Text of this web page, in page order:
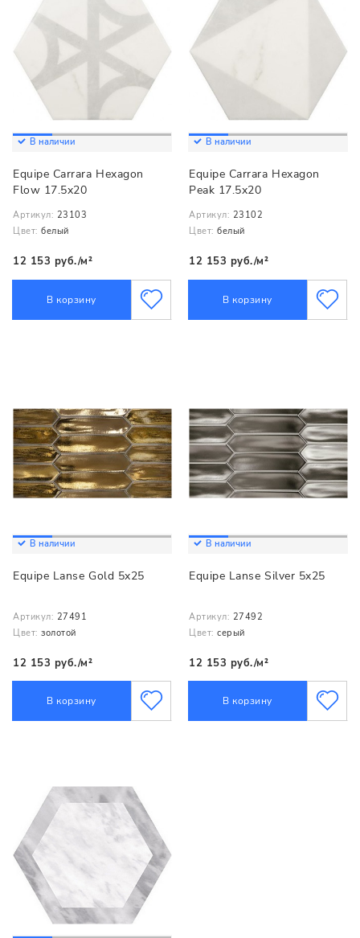
В наличии
Equipe Carrara Hexagon
Flow 17.5x20
Артикул: 23103
Цвет: белый
12 153 руб./м²
В корзину
В наличии
Equipe Carrara Hexagon
Peak 17.5x20
Артикул: 23102
Цвет: белый
12 153 руб./м²
В корзину
В наличии
Equipe Lanse Gold 5x25
Артикул: 27491
Цвет: золотой
12 153 руб./м²
В корзину
В наличии
Equipe Lanse Silver 5x25
Артикул: 27492
Цвет: серый
12 153 руб./м²
В корзину